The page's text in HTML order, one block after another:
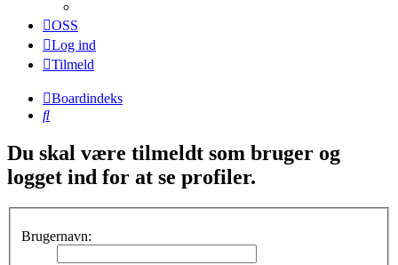
OSS
Log ind
Tilmeld
Boardindeks
Søg
Du skal være tilmeldt som bruger og
logget ind for at se profiler.
Brugernavn: